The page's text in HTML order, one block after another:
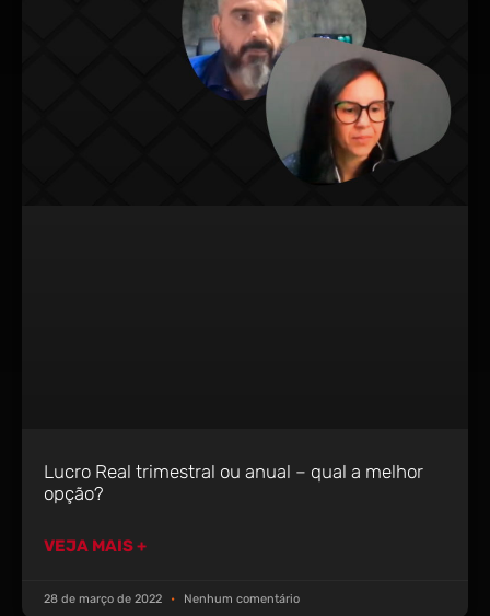
Lucro Real trimestral ou anual – qual a melhor
opção?
VEJA MAIS +
28 de março de 2022 Nenhum comentário